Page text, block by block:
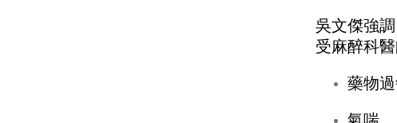
吳文傑強
受麻醉科醫
藥物